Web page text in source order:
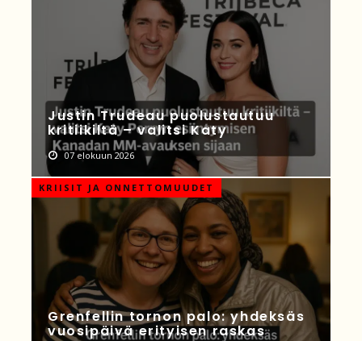
Justin Trudeau puolustautuu
kritiikiltä – valitsi Katy
07 elokuun 2026
KRIISIT JA ONNETTOMUUDET
Grenfellin tornon palo: yhdeksäs
vuosipäivä erityisen raskas